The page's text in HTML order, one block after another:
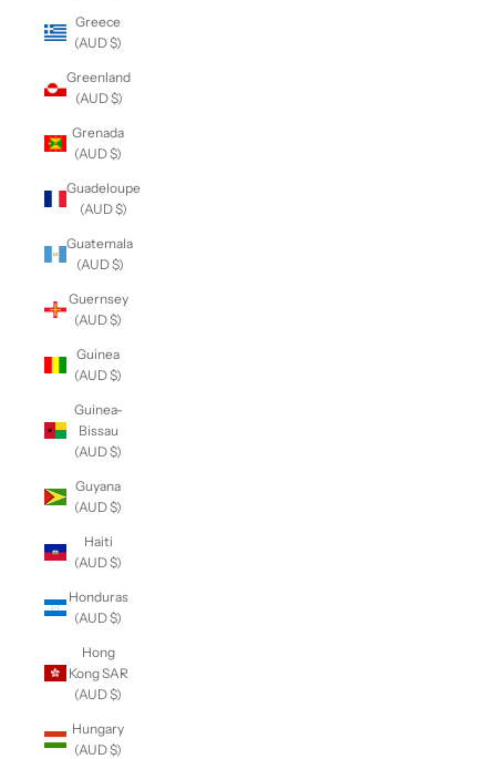
Greece
(AUD $)
Greenland
(AUD $)
Grenada
(AUD $)
Guadeloupe
(AUD $)
Guatemala
(AUD $)
Guernsey
(AUD $)
Guinea
(AUD $)
Guinea-
Bissau
(AUD $)
Guyana
(AUD $)
Haiti
(AUD $)
Honduras
(AUD $)
Hong
Kong SAR
(AUD $)
Hungary
(AUD $)